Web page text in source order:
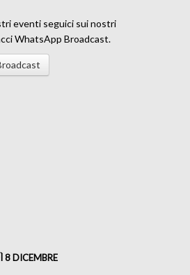
eventi seguici sui nostri
WhatsApp Broadcast.
8 DICEMBRE